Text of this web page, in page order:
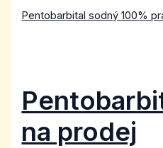
Pentobarbital sodný 100%
na prodej